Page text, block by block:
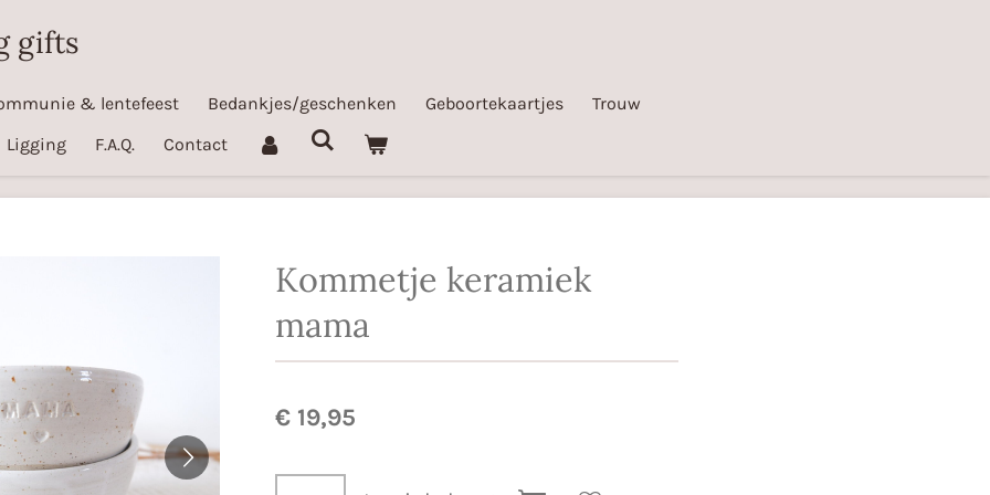
gifts
& lentefeest Bedankjes/geschenken Geboortekaartjes
Trouw
Ligging F.A.Q. Contact
Kommetje keramiek
mama
€ 19,95